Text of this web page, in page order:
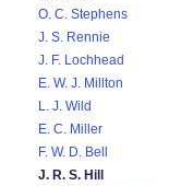
O. C. Stephens
J. S. Rennie
J. F. Lochhead
E. W. J. Millton
L. J. Wild
E. C. Miller
F. W. D. Bell
J. R. S. Hill